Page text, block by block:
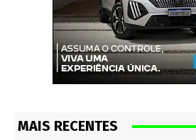
MAIS RECENTES